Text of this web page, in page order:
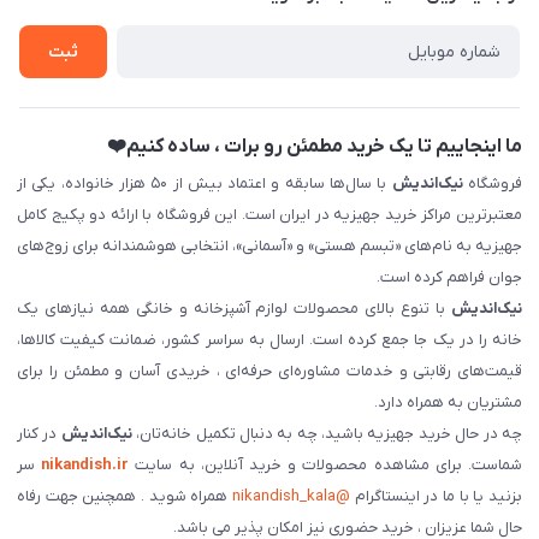
ثبت
ما اینجاییم تا یک خرید مطمئن رو برات ، ساده کنیم❤️
فروشگاهنیک‌اندیش
با سال‌ها سابقه و اعتماد بیش از ۵۰ هزار خانواده، یکی از
معتبرترین مراکز خرید جهیزیه در ایران است. این فروشگاه با ارائه دو پکیج کامل
جهیزیه به نام‌های «تبسم هستی» و «آسمانی»، انتخابی هوشمندانه برای زوج‌های
جوان فراهم کرده است.
نیک‌اندیش با تنوع بالای محصولات لوازم آشپزخانه و خانگی همه نیازهای یک
خانه را در یک جا جمع کرده است. ارسال به سراسر کشور، ضمانت کیفیت کالاها،
قیمت‌های رقابتی و خدمات مشاوره‌ای حرفه‌ای ، خریدی آسان و مطمئن را برای
مشتریان به همراه دارد.
چه در حال خرید جهیزیه باشید، چه به دنبال تکمیل خانه‌تان،نیک‌اندیش در کنار
شماست. برای مشاهده محصولات و خرید آنلاین، به سایت nikandish.ir سر
بزنید یا با ما در اینستاگرام @nikandish_kala
همراه شوید . همچنین جهت رفاه
حال شما عزیزان ، خرید حضوری نیز امکان پذیر می باشد.